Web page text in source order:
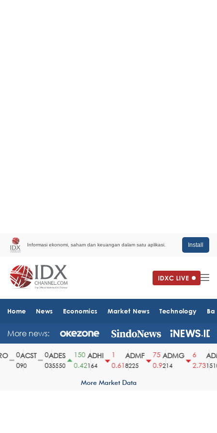
Informasi ekonomi, saham dan keuangan dalam satu aplikasi. Install
Home News Economics Market News Technology
More news:
ACST
90
0
ADES
35550
150
0.42
ADHI
164
0.61
ADMF
8225
0.9
ADMG
214
2.731510
More Market Data